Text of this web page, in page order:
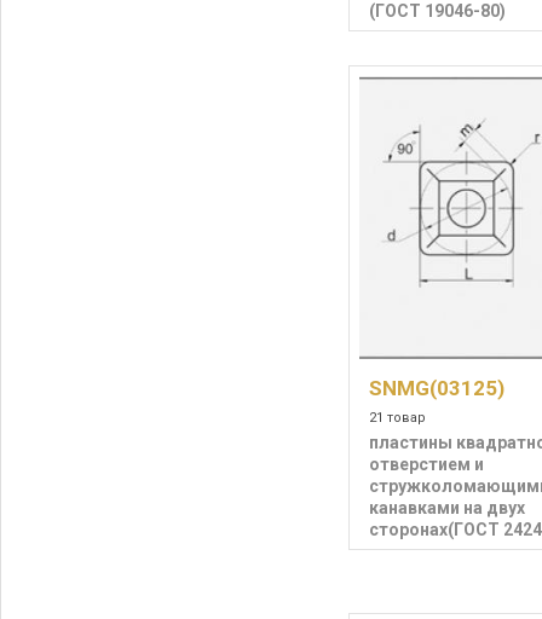
(ГОСТ 19046-80)
SNMG(03125)
21 товар
пластины
отверстием и
канавками на двух
сторонах(ГОСТ